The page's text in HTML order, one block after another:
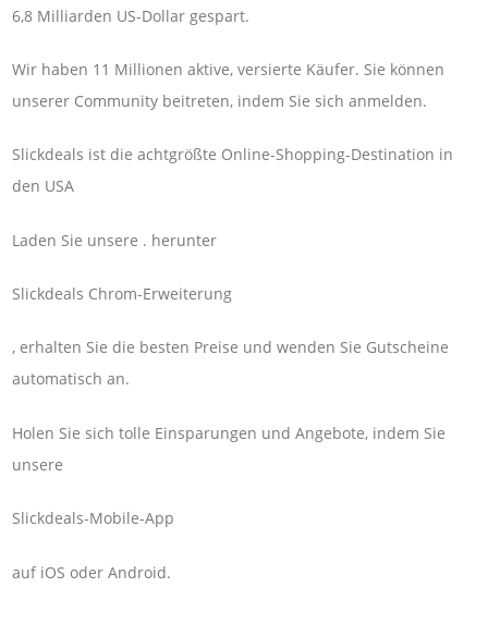
6,8 Milliarden US-Dollar gespart.
Wir haben 11 Millionen aktive, versierte Käufer. Sie können
unserer Community beitreten, indem Sie sich anmelden.
Slickdeals ist die achtgrößte Online-Shopping-Destination in
den USA
Laden Sie unsere . herunter
Slickdeals Chrom-Erweiterung
, erhalten Sie die besten Preise und wenden Sie Gutscheine
automatisch an.
Holen Sie sich tolle Einsparungen und Angebote, indem Sie
unsere
Slickdeals-Mobile-App
auf iOS oder Android.